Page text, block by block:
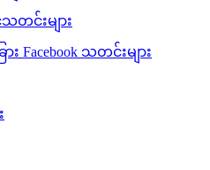
တင်းများ
ား Facebook သတင်းများ